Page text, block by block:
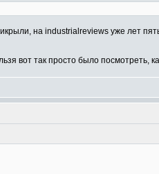
на industrialreviews уже лет
вот так просто было посмотреть,